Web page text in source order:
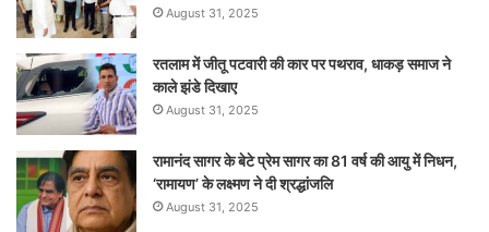
August 31, 2025
रतलाम में जीतू पटवारी की कार पर पथराव, धाकड़ समाज ने
काले झंडे दिखाए
August 31, 2025
रामानंद सागर के बेटे प्रेम सागर का 81 वर्ष की आयु में निधन,
‘रामायण’ के लक्ष्मण ने दी श्रद्धांजलि
August 31, 2025